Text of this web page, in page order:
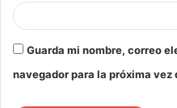
Guarda mi nombre, correo
navegador para la próxima vez